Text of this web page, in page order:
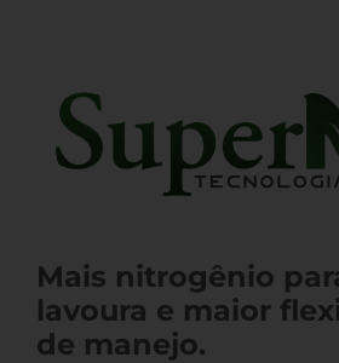
Mais nitrogênio
lavoura e maior
de manejo.